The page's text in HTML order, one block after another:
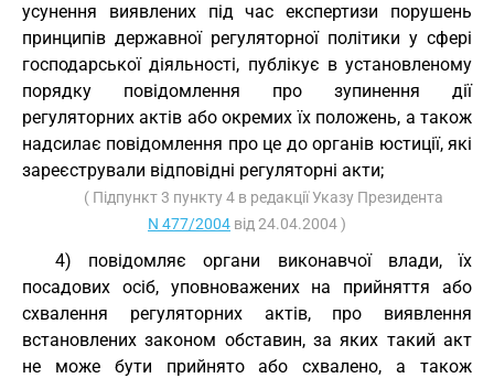
усунення виявлених під час експертизи порушень
принципів державної регуляторної політики у сфері
господарської діяльності, публікує в установленому
порядку повідомлення про зупинення дії
регуляторних актів або окремих їх положень, а також
надсилає повідомлення про це до органів юстиції, які
зареєстрували відповідні регуляторні акти;
( Підпункт 3 пункту 4 в редакції Указу Президента
N 477/2004 від 24.04.2004 )
4) повідомляє органи виконавчої влади, їх
посадових осіб, уповноважених на прийняття або
схвалення регуляторних актів, про виявлення
встановлених законом обставин, за яких такий акт
не може бути прийнято або схвалено, а також